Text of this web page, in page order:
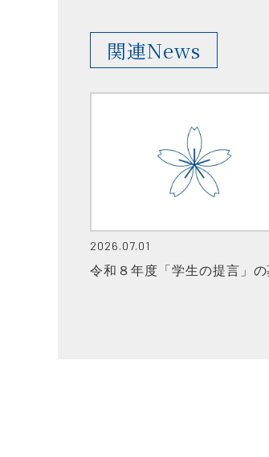
関連News
2026.07.01
令和８年度「学生の提言」の